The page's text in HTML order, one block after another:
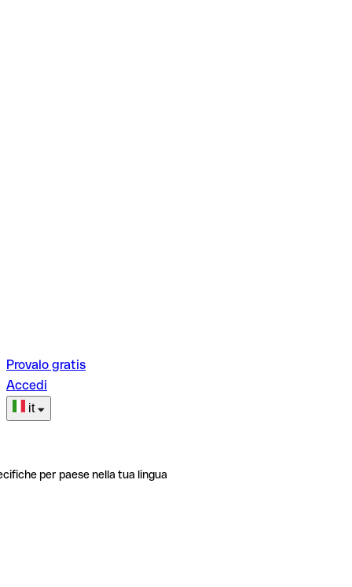
Provalo gratis
Accedi
it
per paese nella tua lingua